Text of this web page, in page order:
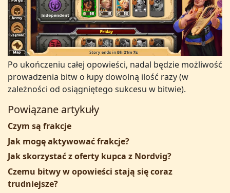
Po ukończeniu całej opowieści, nadal będzie możliwość
prowadzenia bitw o łupy dowolną ilość razy (w
zależności od osiągniętego sukcesu w bitwie).
Powiązane artykuły
Czym są frakcje
Jak mogę aktywować frakcje?
Jak skorzystać z oferty kupca z Nordvig?
Czemu bitwy w opowieści stają się coraz
trudniejsze?